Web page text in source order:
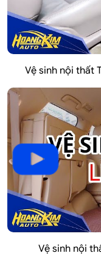
Vệ sinh nội thất
Vệ sinh nội